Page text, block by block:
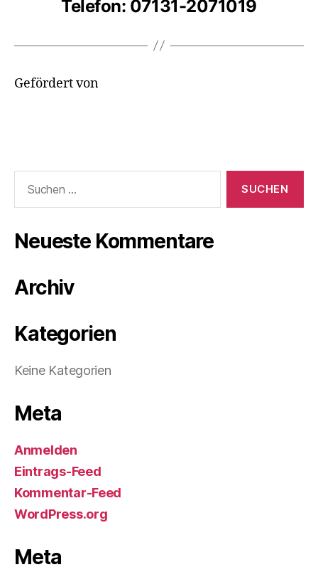
Telefon: 07131-2071019
Gefördert von
nach:
Neueste Kommentare
Archiv
Kategorien
Keine Kategorien
Meta
Anmelden
Eintrags-Feed
Kommentar-Feed
WordPress.org
Meta